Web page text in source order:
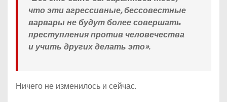
что эти агрессивные, бессовестные
варвары не будут более совершать
преступления против человечества
и учить других делать это».
Ничего не изменилось и сейчас.